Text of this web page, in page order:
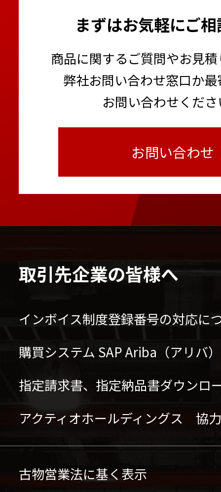
まずはお気軽にご
商品に関するご質問やお見
弊社お問い合わせ窓口か
お問い合わせくだ
お問い合わせ
取引先企業の皆様へ
インボイス制度登録番号の対応に
購買システム SAP Ariba（アリバ
指定請求書、指定納品書ダウンロ
アクティオホールディングス 協
古物営業法に基く表示